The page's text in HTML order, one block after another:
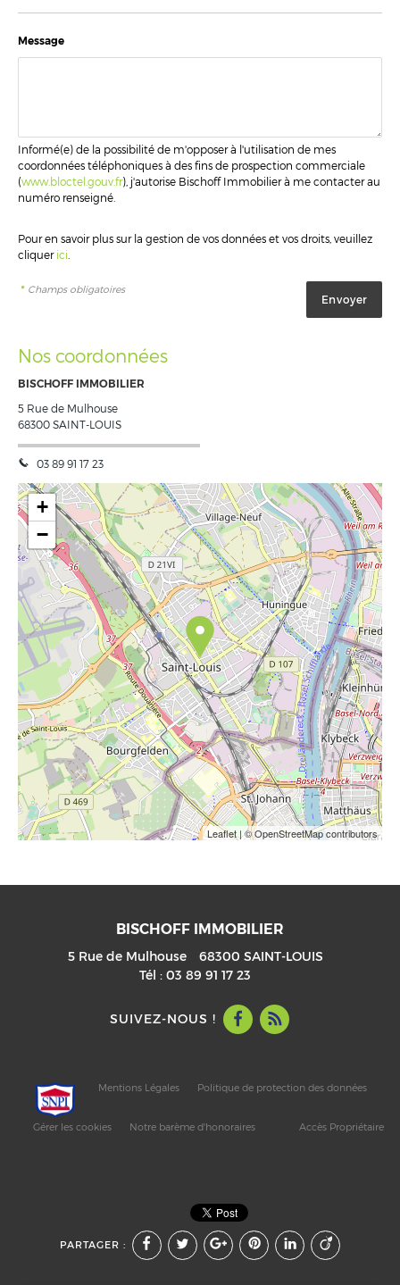
Message
Informé(e) de la possibilité de m'opposer à l'utilisation de mes
coordonnées téléphoniques à des fins de prospection commerciale
(www.bloctel.gouv.fr), j'autorise Bischoff Immobilier à me contacter au
numéro renseigné.
Pour en savoir plus sur la gestion de vos données et vos droits, veuillez
cliquer ici.
* Champs obligatoires
Nos coordonnées
BISCHOFF IMMOBILIER
5 Rue de Mulhouse
68300 SAINT-LOUIS
03 89 91 17 23
+
−
Leaflet| © OpenStreetMap contributors
BISCHOFF IMMOBILIER
5 Rue de Mulhouse 68300 SAINT-LOUIS
Tél :03 89 91 17 23
SUIVEZ-NOUS !
Mentions Légales Politique de protection des données
Gérer les cookies Notre barème d'honoraires Accès Propriétaire
PARTAGER :